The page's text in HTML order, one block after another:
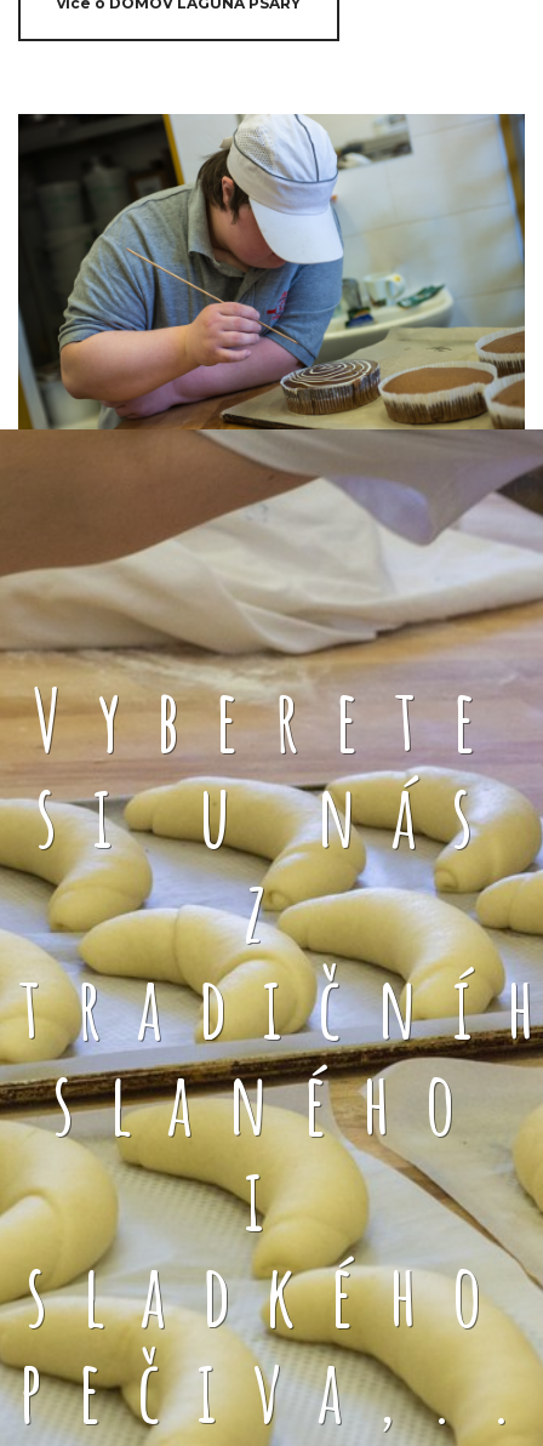
Vyberete
si u nás
z
slaného
i
sladkého